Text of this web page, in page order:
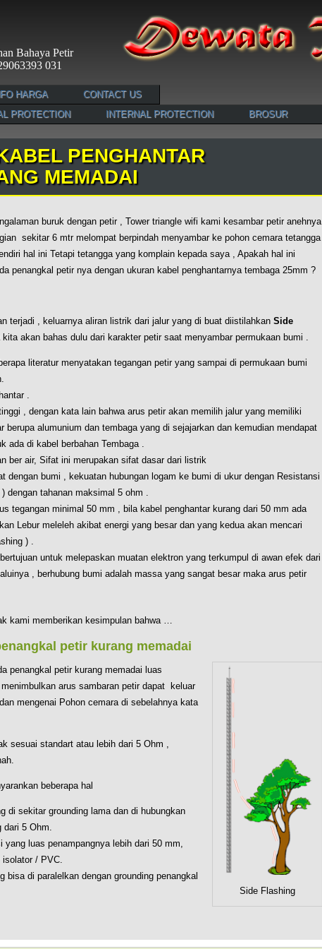
Bahaya Petir
031
HARGA
CONTACT US
PROTECTION
INTERNAL PROTECTION BROSUR
PENGHANTAR
MEMADAI
buruk dengan petir , Tower triangle wifi kami kesambar petir anehnya
sekitar 6 mtr melompat berpindah menyambar ke pohon cemara tetangga
hal ini Tetapi tetangga yang komplain kepada saya , Apakah hal ini
penangkal petir nya dengan ukuran kabel penghantarnya tembaga 25mm ?
terjadi , keluarnya aliran listrik dari jalur yang di buat diistilahkan Side
akan bahas dulu dari karakter petir saat menyambar permukaan bumi .
literatur menyatakan tegangan petir yang sampai di permukaan bumi
.
, dengan kata lain bahwa arus petir akan memilih jalur yang memiliki
alumunium dan tembaga yang di sejajarkan dan kemudian mendapat
ada di kabel berbahan Tembaga .
ber air, Sifat ini merupakan sifat dasar dari listrik
dengan bumi , kekuatan hubungan logam ke bumi di ukur dengan Resistansi
dengan tahanan maksimal 5 ohm .
tegangan minimal 50 mm , bila kabel penghantar kurang dari 50 mm ada
Lebur meleleh akibat energi yang besar dan yang kedua akan mencari
) .
untuk melepaskan muatan elektron yang terkumpul di awan efek dari
, berhubung bumi adalah massa yang sangat besar maka arus petir
kami memberikan kesimpulan bahwa …
petir kurang memadai
Side Flashing
penangkal petir kurang memadai luas
arus sambaran petir dapat keluar
mengenai Pohon cemara di sebelahnya kata
sesuai standart atau lebih dari 5 Ohm ,
beberapa hal
di sekitar grounding lama dan di hubungkan
5 Ohm.
luas penampangnya lebih dari 50 mm,
/ PVC.
bisa di paralelkan dengan grounding penangkal